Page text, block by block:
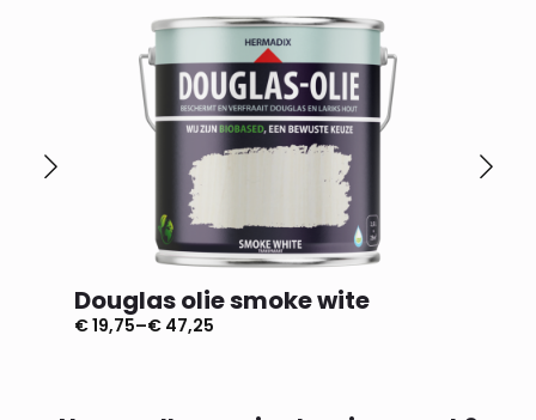
Douglas olie smoke wite
€19,75–€ 47,25
Prijsklasse: